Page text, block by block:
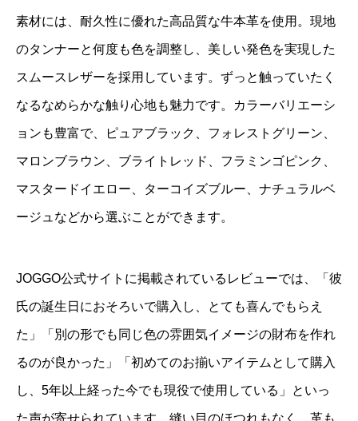
素材には、耐久性に優れた高品質な牛本革を使用。現地
のタンナーと何度も色を調整し、美しい発色を実現した
スムースレザーを採用しています。ずっと触っていたく
なるなめらかな触り心地も魅力です。カラーバリエーシ
ョンも豊富で、ピュアブラック、フォレストグリーン、
マロンブラウン、ブライトレッド、フラミンゴピンク、
マスタードイエロー、ターコイズブルー、ナチュラルベ
ージュなどから選ぶことができます。
JOGGO公式サイトに掲載されているレビューでは、「彼
氏の誕生日におそろいで購入し、とても喜んでもらえ
た」「別の形でも同じ色の雰囲気イメージの財布を作れ
るのが良かった」「初めてのお揃いアイテムとして購入
し、5年以上経った今でも現役で使用している」といっ
た声が寄せられています。縫い目のほつれもなく、革も